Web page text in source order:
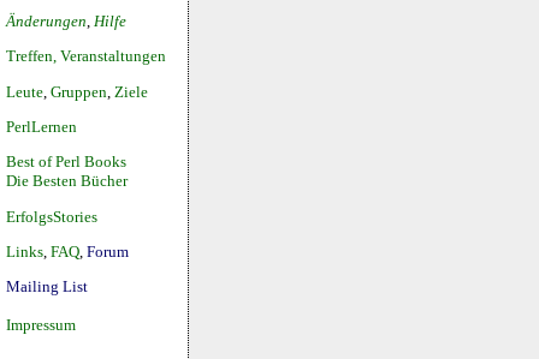
Änderungen Hilfe
Treffen, Veranstaltungen
Leute Gruppen Ziele
PerlLernen
Best of Perl Books
Die Besten Bücher
ErfolgsStories
Links FAQ Forum
Mailing List
Impressum